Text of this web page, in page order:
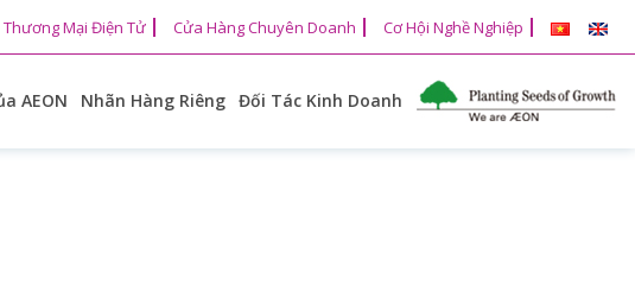
AEON Nhãn Hàng Riêng Đối Tác Kinh Doanh
Thương Mại Điện Tử Cửa Hàng Chuyên Doanh Cơ Hội Nghề Nghiệp